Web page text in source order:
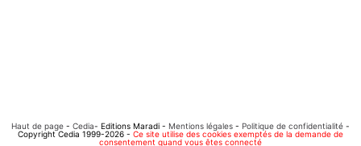
Haut de page - Cedia- Editions Maradi - Mentions légales - Politique de confidentialité -
Copyright Cedia 1999-2026 - Ce site utilise des cookies exemptés de la demande de
consentement quand vous êtes connecté